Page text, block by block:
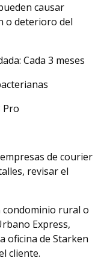
causar
o deterioro del
Cada 3 meses
Pro
de courier
revisar el
condominio rural o
Express,
oficina de Starken
cliente.